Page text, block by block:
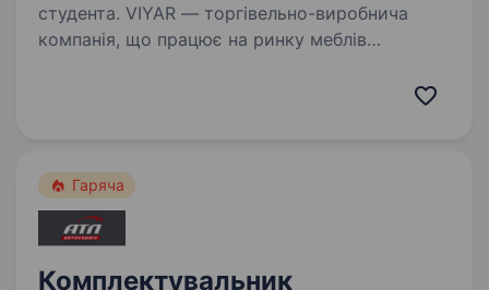
студента. VIYAR — торгівельно-виробнича
компанія, що працює на ринку меблів
роки та створює якісний український продукт.
Гаряча
Комплектувальник